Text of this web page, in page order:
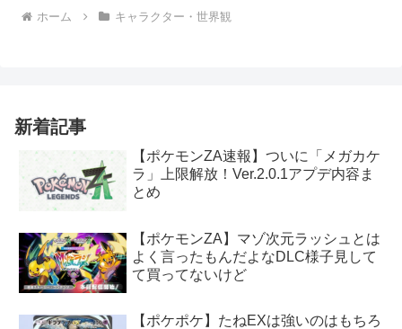
ホーム キャラクター・世界観
新着記事
【ポケモンZA速報】ついに「メガカケ
ラ」上限解放！Ver.2.0.1アプデ内容ま
とめ
【ポケモンZA】マゾ次元ラッシュとは
よく言ったもんだよなDLC様子見して
て買ってないけど
【ポケポケ】たねEXは強いのはもちろ